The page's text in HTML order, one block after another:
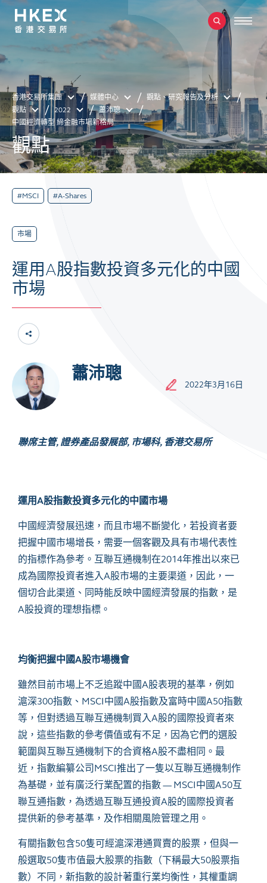
香港交易所集團 媒體中心
觀點、研究報告及分析
觀點
2022
蕭沛聰
中國經濟轉型 締金融市場新格局
觀點
#MSCI #A-Shares
市場
運用A股指數投資多元化的中國
市場
蕭沛聰
2022年3月16日
聯席主管, 證券產品發展部, 市場科, 香港交易所
運用A股指數投資多元化的中國市場
中國經濟發展迅速，而且市場不斷變化，若投資者要
把握中國市場增長，需要一個客觀及具有市場代表性
的指標作為參考。互聯互通機制在2014年推出以來已
成為國際投資者進入A股市場的主要渠道，因此，一
個切合此渠道、同時能反映中國經濟發展的指數，是
A股投資的理想指標。
均衡把握中國A股市場機會
雖然目前市場上不乏追蹤中國A股表現的基準，例如
滬深300指數、MSCI中國A股指數及富時中國A50指數
等，但對透過互聯互通機制買入A股的國際投資者來
說，這些指數的參考價值或有不足，因為它們的選股
範圍與互聯互通機制下的合資格A股不盡相同。最
近，指數編纂公司MSCI推出了一隻以互聯互通機制作
為基礎，並有廣泛行業配置的指數 — MSCI中國A50互
聯互通指數，為透過互聯互通投資A股的國際投資者
提供新的參考基準，及作相關風險管理之用。
有關指數包含50隻可經滬深港通買賣的股票，但與一
般選取50隻市值最大股票的指數（下稱最大50股票指
數）不同，新指數的設計著重行業均衡性，其權重調